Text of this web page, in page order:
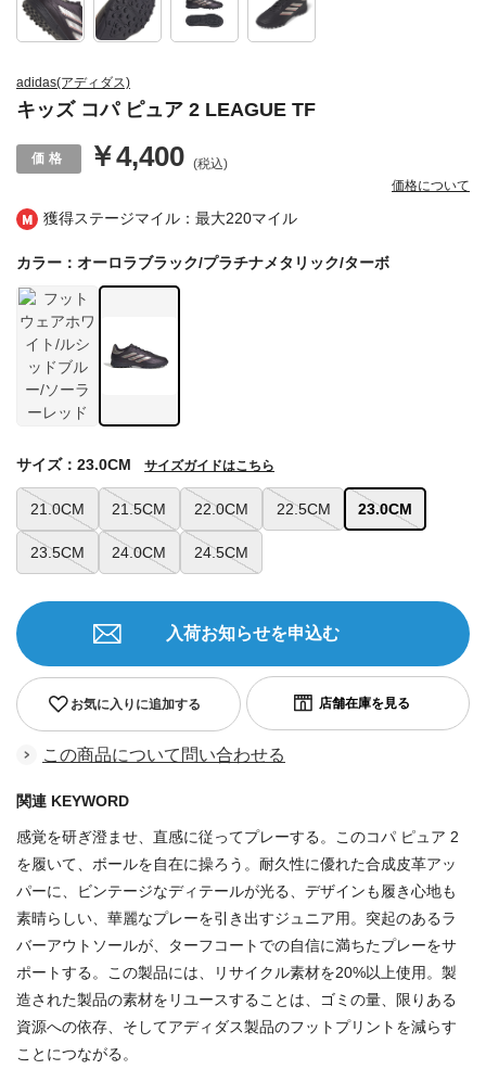
獲得ステージマイル：最大220マイル
adidas(アディダス)
キッズ コパ ピュア 2 LEAGUE TF
￥4,400 (税込)
価格について
カラー：オーロラブラック/プラチナメタリック/ターボ
21.0CM 21.5CM 22.0CM 22.5CM 23.0CM
23.5CM 24.0CM 24.5CM
サイズ：23.0CM サイズガイドはこちら
お気に入りに追加する
入荷お知らせを申込む
この商品について問い合わせる
関連 KEYWORD
感覚を研ぎ澄ませ、直感に従ってプレーする。このコパ ピュア 2
を履いて、ボールを自在に操ろう。耐久性に優れた合成皮革アッ
パーに、ビンテージなディテールが光る、デザインも履き心地も
素晴らしい、華麗なプレーを引き出すジュニア用。突起のあるラ
バーアウトソールが、ターフコートでの自信に満ちたプレーをサ
ポートする。この製品には、リサイクル素材を20%以上使用。製
造された製品の素材をリユースすることは、ゴミの量、限りある
資源への依存、そしてアディダス製品のフットプリントを減らす
ことにつながる。